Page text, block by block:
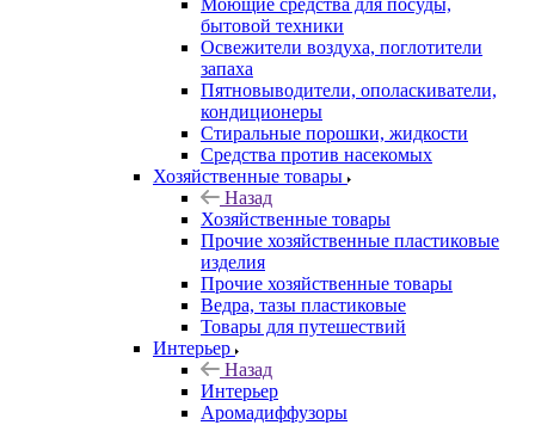
Моющие средства для посуды,
бытовой техники
Освежители воздуха, поглотители
запаха
Пятновыводители, ополаскиватели,
кондиционеры
Стиральные порошки, жидкости
Средства против насекомых
Хозяйственные товары
Назад
Хозяйственные товары
Прочие хозяйственные пластиковые
изделия
Прочие хозяйственные товары
Ведра, тазы пластиковые
Товары для путешествий
Интерьер
Назад
Интерьер
Аромадиффузоры